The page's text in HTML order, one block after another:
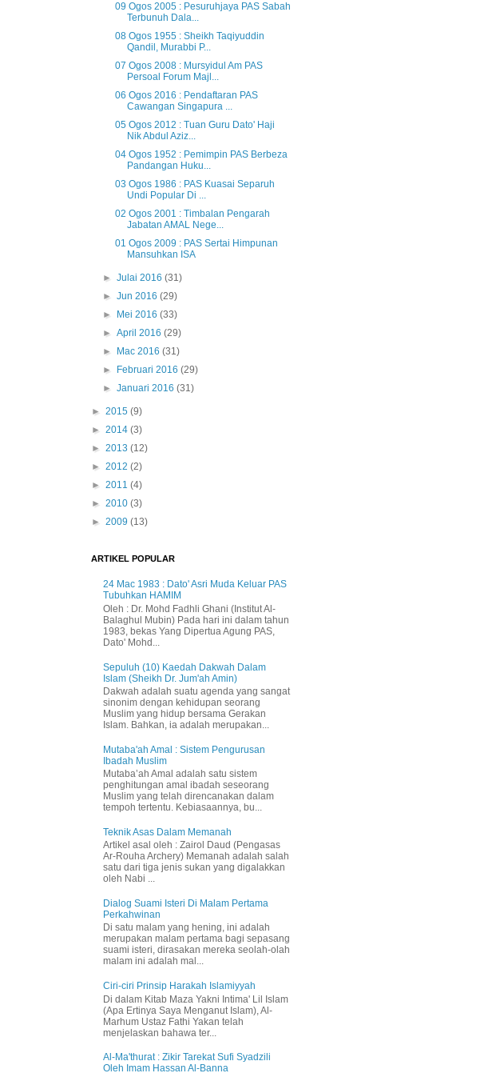
09 Ogos 2005 : Pesuruhjaya PAS Sabah
Terbunuh Dala...
08 Ogos 1955 : Sheikh Taqiyuddin
Qandil, Murabbi P...
07 Ogos 2008 : Mursyidul Am PAS
Persoal Forum Majl...
06 Ogos 2016 : Pendaftaran PAS
Cawangan Singapura ...
05 Ogos 2012 : Tuan Guru Dato' Haji
Nik Abdul Aziz...
04 Ogos 1952 : Pemimpin PAS Berbeza
Pandangan Huku...
03 Ogos 1986 : PAS Kuasai Separuh
Undi Popular Di ...
02 Ogos 2001 : Timbalan Pengarah
Jabatan AMAL Nege...
01 Ogos 2009 : PAS Sertai Himpunan
Mansuhkan ISA
►Julai 2016(31)
►Jun 2016(29)
►
Mei 2016(33)
►April 2016(29)
►
Mac 2016(31)
►
Februari 2016(29)
►Januari 2016(31)
► 2015 (9)
► 2014 (3)
► 2013 (12)
► 2012 (2)
► 2011 (4)
► 2010 (3)
► 2009 (13)
ARTIKEL POPULAR
24 Mac 1983 : Dato' Asri Muda Keluar PAS
Tubuhkan HAMIM
Oleh : Dr. Mohd Fadhli Ghani (Institut Al-
Balaghul Mubin) Pada hari ini dalam tahun
1983, bekas Yang Dipertua Agung PAS,
Dato' Mohd...
Sepuluh (10) Kaedah Dakwah Dalam
Islam (Sheikh Dr. Jum'ah Amin)
Dakwah adalah suatu agenda yang sangat
sinonim dengan kehidupan seorang
Muslim yang hidup bersama Gerakan
Islam. Bahkan, ia adalah merupakan...
Mutaba'ah Amal : Sistem Pengurusan
Ibadah Muslim
Mutaba’ah Amal adalah satu sistem
penghitungan amal ibadah seseorang
Muslim yang telah direncanakan dalam
tempoh tertentu. Kebiasaannya, bu...
Teknik Asas Dalam Memanah
Artikel asal oleh : Zairol Daud (Pengasas
Ar-Rouha Archery) Memanah adalah salah
satu dari tiga jenis sukan yang digalakkan
oleh Nabi ...
Dialog Suami Isteri Di Malam Pertama
Perkahwinan
Di satu malam yang hening, ini adalah
merupakan malam pertama bagi sepasang
suami isteri, dirasakan mereka seolah-olah
malam ini adalah mal...
Ciri-ciri Prinsip Harakah Islamiyyah
Di dalam Kitab Maza Yakni Intima' Lil Islam
(Apa Ertinya Saya Menganut Islam), Al-
Marhum Ustaz Fathi Yakan telah
menjelaskan bahawa ter...
Al-Ma'thurat : Zikir Tarekat Sufi Syadzili
Oleh Imam Hassan Al-Banna